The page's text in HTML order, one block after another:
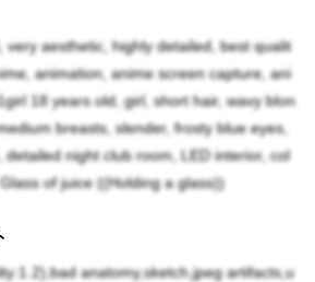
very aesthetic, highly detailed, best qualit
animation, anime screen capture, ani
18 years old, girl, short hair, wavy blon
breasts, slender, frosty blue eyes,
detailed night club room, LED interior, col
of juice ((Holding a glass))
anatomy,sketch,jpeg artifacts,u